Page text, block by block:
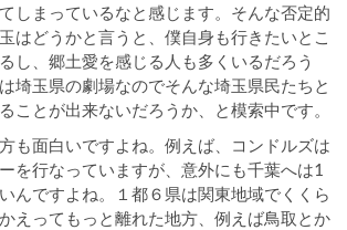
しまっているなと感じます。そんな否定的
はどうかと言うと、僕自身も行きたいとこ
し、郷土愛を感じる人も多くいるだろう
埼玉県の劇場なのでそんな埼玉県民たちと
ことが出来ないだろうか、と模索中です。
も面白いですよね。例えば、コンドルズは
を行なっていますが、意外にも千葉へは1
んですよね。１都６県は関東地域でくくら
えってもっと離れた地方、例えば鳥取とか